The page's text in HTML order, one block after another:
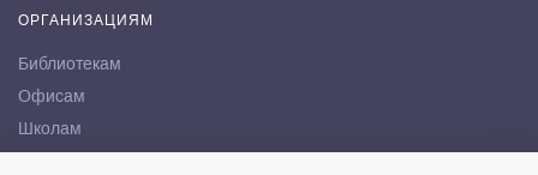
ОРГАНИЗАЦИЯМ
Библиотекам
Офисам
Школам